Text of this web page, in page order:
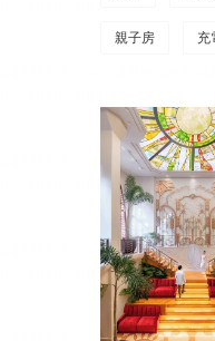
親子房 充